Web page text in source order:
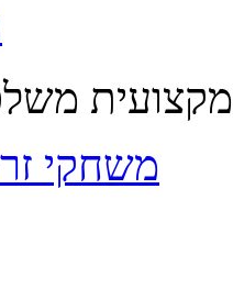
משחקי